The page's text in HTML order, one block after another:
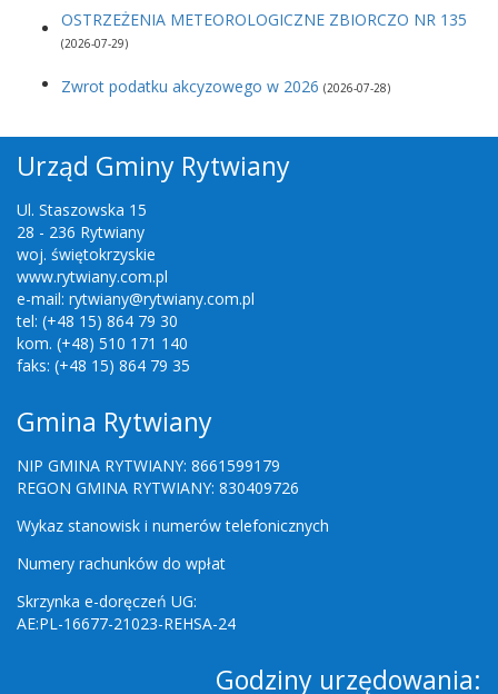
OSTRZEŻENIA METEOROLOGICZNE ZBIORCZO NR 135
(2026-07-29)
Zwrot podatku akcyzowego w 2026 (2026-07-28)
Urząd Gminy Rytwiany
Ul. Staszowska 15
28 - 236 Rytwiany
woj. świętokrzyskie
www.rytwiany.com.pl
e-mail: rytwiany@rytwiany.com.pl
tel: (+48 15) 864 79 30
kom. (+48) 510 171 140
faks: (+48 15) 864 79 35
Gmina Rytwiany
NIP GMINA RYTWIANY: 8661599179
REGON GMINA RYTWIANY: 830409726
Wykaz stanowisk i numerów telefonicznych
Numery rachunków do wpłat
Skrzynka e-doręczeń UG:
AE:PL-16677-21023-REHSA-24
Godziny urzędowania: